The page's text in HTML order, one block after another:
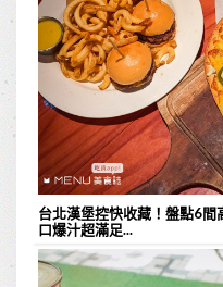
台北漢堡控快收藏！盤點6間
口爆汁超滿足...